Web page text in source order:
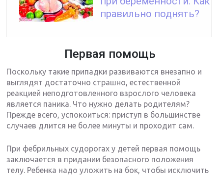
правильно поднять?
Первая помощь
Поскольку такие припадки развиваются внезапно и
выглядят достаточно страшно, естественной
реакцией неподготовленного взрослого человека
является паника. Что нужно делать родителям?
Прежде всего, успокоиться: приступ в большинстве
случаев длится не более минуты и проходит сам.
При фебрильных судорогах у детей первая помощь
заключается в придании безопасного положения
телу. Ребенка надо уложить на бок, чтобы исключить